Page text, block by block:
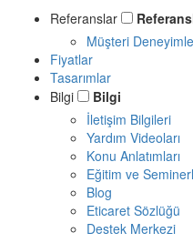
Referanslar
Müşteri
Fiyatlar
Tasarımlar
Bilgi
Bilgi
İletişim Bilgileri
Yardım Videoları
Konu Anlatımları
Eğitim ve
Blog
Eticaret Sözlüğü
Destek Merkezi